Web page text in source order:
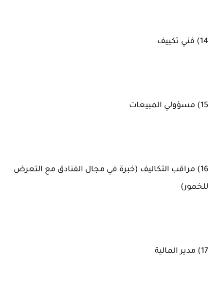
14) فني تكييف
15) مسؤولي المبيعات
16) مراقب التكاليف (خبرة في مجال الفنادق مع التعرض
للخمور)
17) مدير المالية